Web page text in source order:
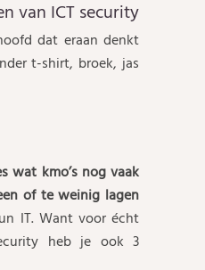
van ICT security
dat eraan denkt
t-shirt, broek, jas
wat kmo’s nog vaak
of te weinig lagen
IT. Want voor écht
heb je ook 3